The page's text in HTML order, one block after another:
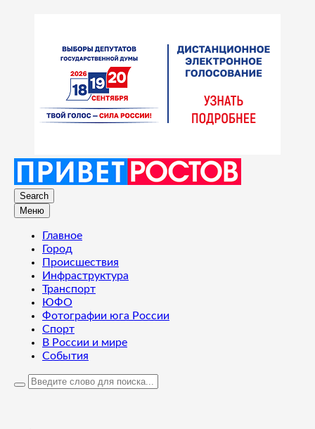
Search
Меню
Главное
Город
Происшествия
Инфраструктура
Транспорт
ЮФО
Фотографии юга России
Спорт
В России и мире
События